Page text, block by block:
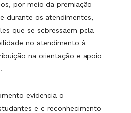
por meio da premiação
durante os atendimentos,
que se sobressaem pela
no atendimento à
na orientação e apoio
evidencia o
e o reconhecimento